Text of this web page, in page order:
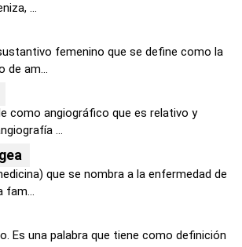
...
femenino que se define como la
de am...
como angiográfico que es relativo y
...
que se nombra a la enfermedad de
fam...
Es una palabra que tiene como definición